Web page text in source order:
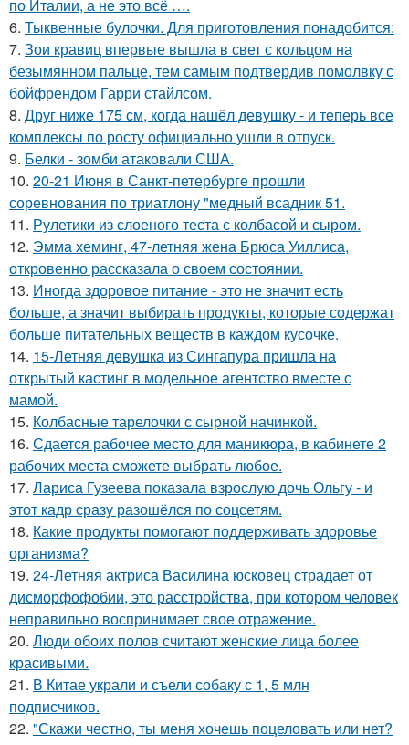
по Италии, а не это всё ….
6. Тыквенные булочки. Для приготовления понадобится:
7. Зои кравиц впервые вышла в свет с кольцом на
безымянном пальце, тем самым подтвердив помолвку с
бойфрендом Гарри стайлсом.
8. Друг ниже 175 см, когда нашёл девушку - и теперь все
комплексы по росту официально ушли в отпуск.
9. Белки - зомби атаковали США.
10. 20-21 Июня в Санкт-петербурге прошли
соревнования по триатлону "медный всадник 51.
11. Рулетики из слоеного теста с колбасой и сыром.
12. Эмма хеминг, 47-летняя жена Брюса Уиллиса,
откровенно рассказала о своем состоянии.
13. Иногда здоровое питание - это не значит есть
больше, а значит выбирать продукты, которые содержат
больше питательных веществ в каждом кусочке.
14. 15-Летняя девушка из Сингапура пришла на
открытый кастинг в модельное агентство вместе с
мамой.
15. Колбасные тарелочки с сырной начинкой.
16. Сдается рабочее место для маникюра, в кабинете 2
рабочих места сможете выбрать любое.
17. Лариса Гузеева показала взрослую дочь Ольгу - и
этот кадр сразу разошёлся по соцсетям.
18. Какие продукты помогают поддерживать здоровье
организма?
19. 24-Летняя актриса Василина юсковец страдает от
дисморфофобии, это расстройства, при котором человек
неправильно воспринимает свое отражение.
20. Люди обоих полов считают женские лица более
красивыми.
21. В Китае украли и съели собаку с 1, 5 млн
подписчиков.
22. "Скажи честно, ты меня хочешь поцеловать или нет?